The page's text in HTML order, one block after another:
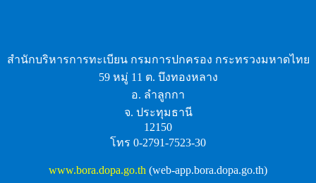
สำนักบริหารการทะเบียน กรมการปกครอง กระทรวงมหาดไทย
59 หมู่ 11 ต. บึงทองหลาง
อ. ลำลูกกา
จ. ประทุมธานี
12150
โทร 0-2791-7523-30
www.bora.dopa.go.th (web-app.bora.dopa.go.th)